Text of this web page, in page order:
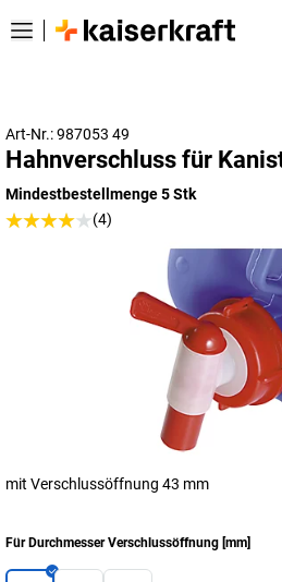
Art-Nr.: 987053 49
Hahnverschluss für
Mindestbestellmenge 5 Stk
(4)
mit Verschlussöffnung 43 mm
Für Durchmesser Verschlussöffnung [mm]